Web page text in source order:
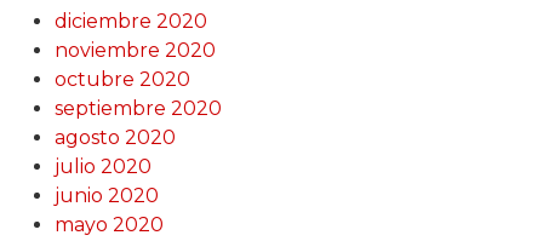
diciembre 2020
noviembre 2020
octubre 2020
septiembre 2020
agosto 2020
julio 2020
junio 2020
mayo 2020